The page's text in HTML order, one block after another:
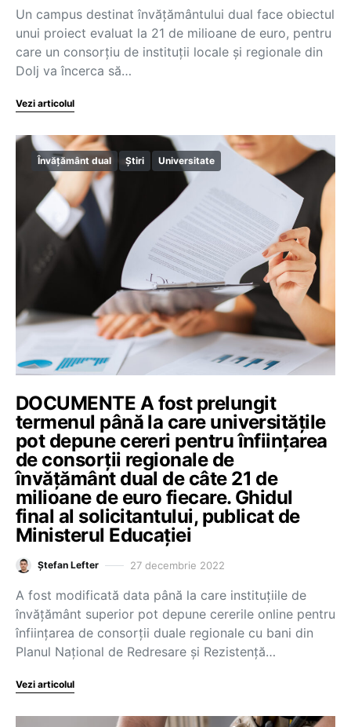
Un campus destinat învățământului dual face obiectul
unui proiect evaluat la 21 de milioane de euro, pentru
care un consorțiu de instituții locale și regionale din
Dolj va încerca să…
Vezi articolul
Învățământ dual Știri Universitate
DOCUMENTE A fost prelungit
termenul până la care universitățile
pot depune cereri pentru înființarea
de consorții regionale de
învățământ dual de câte 21 de
milioane de euro fiecare. Ghidul
final al solicitantului, publicat de
Ministerul Educației
Ștefan Lefter 27 decembrie 2022
A fost modificată data până la care instituțiile de
învățământ superior pot depune cererile online pentru
înființarea de consorții duale regionale cu bani din
Planul Național de Redresare și Rezistență…
Vezi articolul